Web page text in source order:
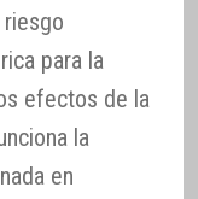
para la
efectos de la
la
en